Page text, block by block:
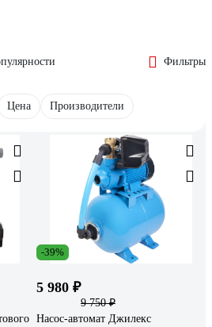
Фильтры
Цена Производители
-39%
5 980 ₽
9 750 ₽
Насос-автомат Джилекс